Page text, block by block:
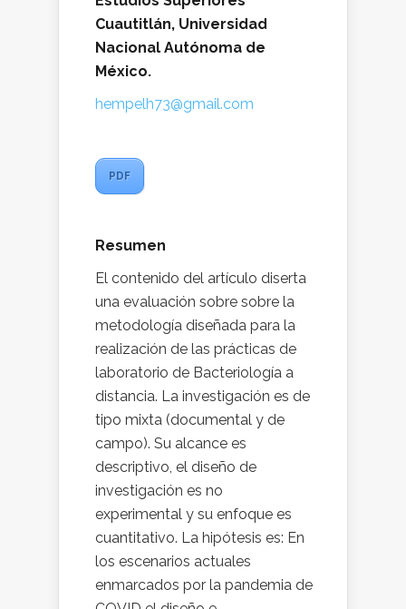
Cuautitlán, Universidad
Nacional Autónoma de
México.
hempelh73@gmail.com
PDF
Resumen
El contenido del artículo diserta
una evaluación sobre sobre la
metodología diseñada para la
realización de las prácticas de
laboratorio de Bacteriología a
distancia. La investigación es de
tipo mixta (documental y de
campo). Su alcance es
descriptivo, el diseño de
investigación es no
experimental y su enfoque es
cuantitativo. La hipótesis es: En
los escenarios actuales
enmarcados por la pandemia de